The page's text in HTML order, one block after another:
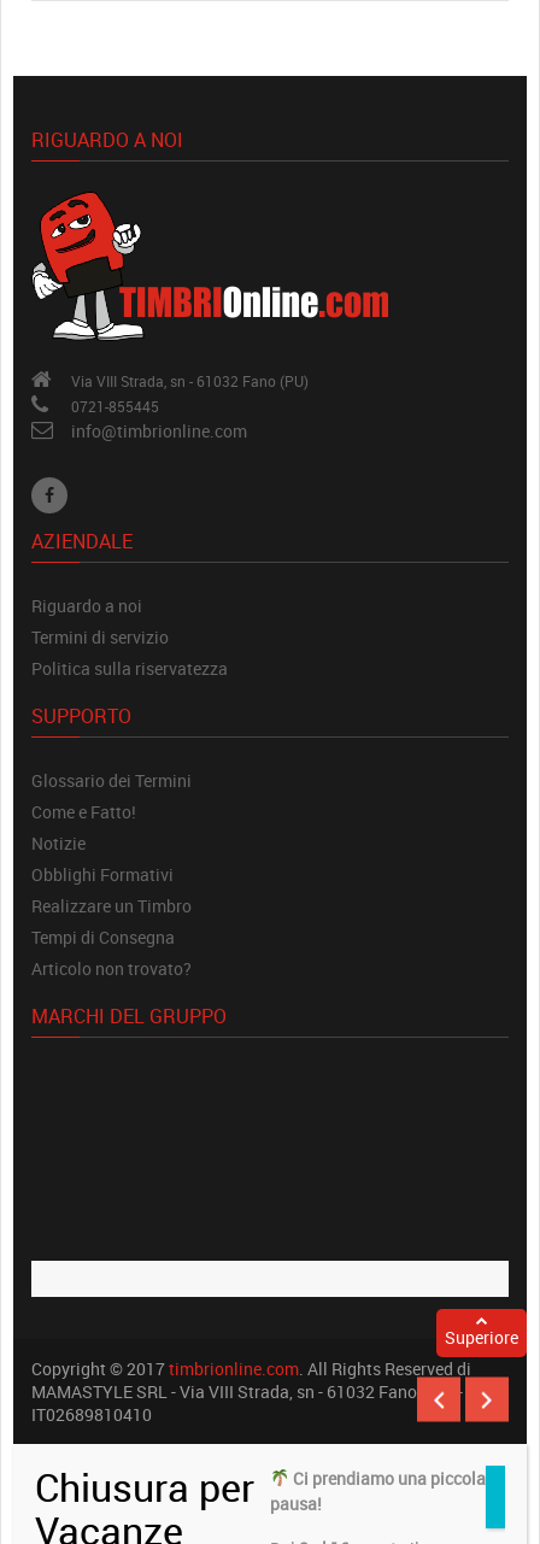
RIGUARDO A NOI
Via VIII Strada, sn - 61032 Fano (PU)
0721-855445
info@timbrionline.com
AZIENDALE
Riguardo a noi
Termini di servizio
Politica sulla riservatezza
SUPPORTO
Glossario dei Termini
Come e Fatto!
Notizie
Obblighi Formativi
Realizzare un Timbro
Tempi di Consegna
Articolo non trovato?
MARCHI DEL GRUPPO
Copyright © 2017timbrionline.com . All Rights Reserved di
MAMASTYLE SRL - Via VIII Strada, sn - 61032 Fano (PU) -
IT02689810410
Superiore
Chiusura per
Vacanze
Ci prendiamo una piccola
pausa!